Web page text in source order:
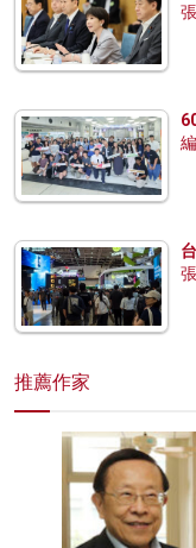
推薦作家